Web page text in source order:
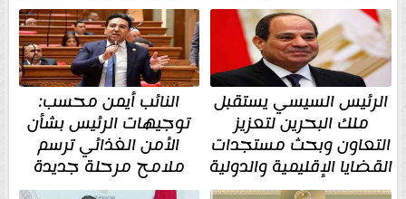
الرئيس السيسي يستقبل
ملك البحرين لتعزيز
التعاون وبحث مستجدات
القضايا الإقليمية والدولية
النائب أيمن محسب:
توجيهات الرئيس بشأن
الأمن الغذائي ترسم
ملامح مرحلة جديدة